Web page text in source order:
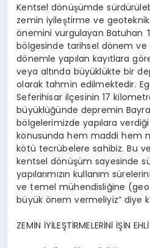
Kentsel dönüşümde
zemin iyileştirme ve geoteknik
önemini vurgulayan Batuhan
bölgesinde tarihsel dönem ve
dönemle yapılan kayıtlara
veya altında büyüklükte bir
olarak tahmin edilmektedir.
Seferihisar ilçesinin 17
büyüklüğünde depremin
bölgelerimizde yapılara
konusunda hem maddi hem
kötü tecrübelere sahibiz. Bu
kentsel dönüşüm sayesinde
yapılarımızın kullanım
ve temel mühendisliğine
büyük önem vermeliyiz” diye
ZEMİN İYİLEŞTİRMELERİNİ İŞİN